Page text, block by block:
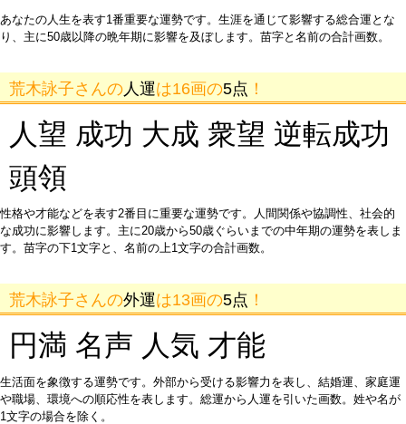
あなたの人生を表す1番重要な運勢です。生涯を通じて影響する総合運とな
り、主に50歳以降の晩年期に影響を及ぼします。苗字と名前の合計画数。
荒木詠子さんの 人運は16画の5点 ！
人望 成功 大成 衆望 逆転成功
頭領
性格や才能などを表す2番目に重要な運勢です。人間関係や協調性、社会的
な成功に影響します。主に20歳から50歳ぐらいまでの中年期の運勢を表しま
す。苗字の下1文字と、名前の上1文字の合計画数。
荒木詠子さんの外運は13画の5点 ！
円満 名声 人気 才能
生活面を象徴する運勢です。外部から受ける影響力を表し、結婚運、家庭運
や職場、環境への順応性を表します。総運から人運を引いた画数。姓や名が
1文字の場合を除く。